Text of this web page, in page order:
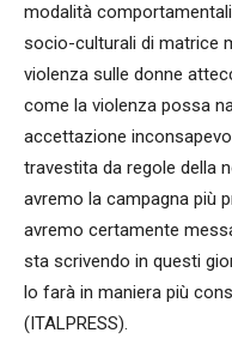
modalità
socio-culturali di matrice
violenza sulle donne
come la violenza possa
accettazione
travestita da regole della
avremo la campagna più
avremo certamente
sta scrivendo in questi
lo farà in maniera più
(ITALPRESS).